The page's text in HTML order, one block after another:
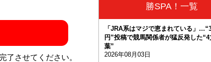
とともに徹底紹介
させてください。
勝SPA！一覧
「JRA系はマジで恵まれている」
円”投稿で競馬関係者が猛反発した
葉”
2026年08月03日